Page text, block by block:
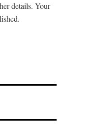
details. Your